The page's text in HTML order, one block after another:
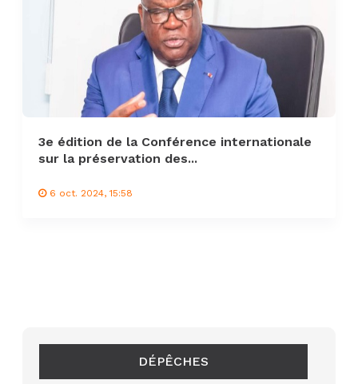
3e édition de la Conférence internationale
sur la préservation des...
6 oct. 2024, 15:58
DÉPÊCHES